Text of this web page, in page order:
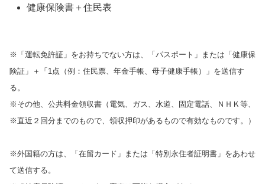
健康保険書＋住民表
※「運転免許証」をお持ちでない方は、「パスポート」または「健康保
険証」＋「1点（例：住民票、年金手帳、母子健康手帳）」を送信す
る。
※その他、公共料金領収書（電気、ガス、水道、固定電話、ＮＨＫ等、
※直近２回分までのもので、領収押印があるもので有効なものです。）
※外国籍の方は、「在留カード」または「特別永住者証明書」をあわせ
て送信する。